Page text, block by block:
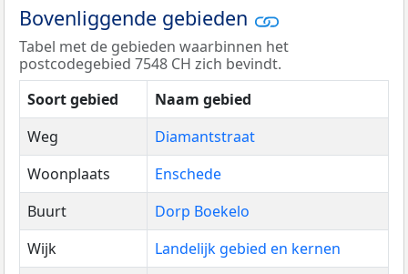
Bovenliggende gebieden
Tabel met de gebieden waarbinnen het
postcodegebied 7548 CH zich bevindt.
Soort gebied
Naam gebied
Weg
Diamantstraat
Woonplaats
Enschede
Buurt
Dorp Boekelo
Wijk
Landelijk gebied en kernen